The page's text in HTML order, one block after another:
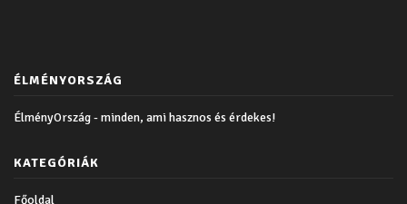
ÉLMÉNYORSZÁG
ÉlményOrszág - minden, ami hasznos és érdekes!
KATEGÓRIÁK
Főoldal